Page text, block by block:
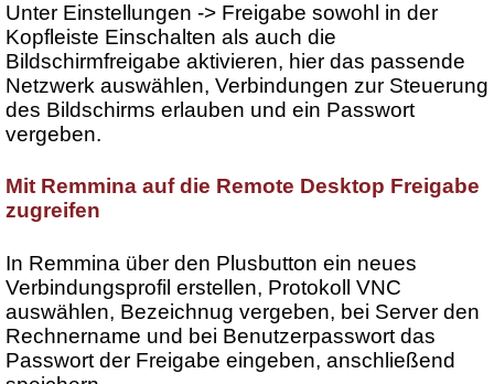
Unter Einstellungen -> Freigabe sowohl in der
Kopfleiste Einschalten als auch die
Bildschirmfreigabe aktivieren, hier das passende
Netzwerk auswählen, Verbindungen zur Steuerung
des Bildschirms erlauben und ein Passwort
vergeben.
Mit Remmina auf die Remote Desktop Freigabe
zugreifen
In Remmina über den Plusbutton ein neues
Verbindungsprofil erstellen, Protokoll VNC
auswählen, Bezeichnug vergeben, bei Server den
Rechnername und bei Benutzerpasswort das
Passwort der Freigabe eingeben, anschließend